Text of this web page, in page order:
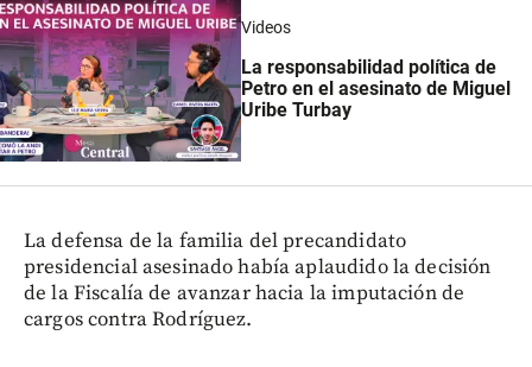
Videos
La responsabilidad política de
Petro en el asesinato de Miguel
Uribe Turbay
La defensa de la familia del precandidato
presidencial asesinado había aplaudido la decisión
de la Fiscalía de avanzar hacia la imputación de
cargos contra Rodríguez.